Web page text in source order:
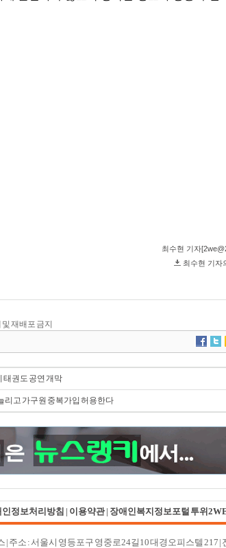
재배포 금지
권도 공연 개막
리고 가구원 중복가입 허용한다
인정보처리방침 | 이용약관| 장애인복지정보포털 투위
| 주소 : 서울시 영등포구 영중로24길10 대경오피스텔 217